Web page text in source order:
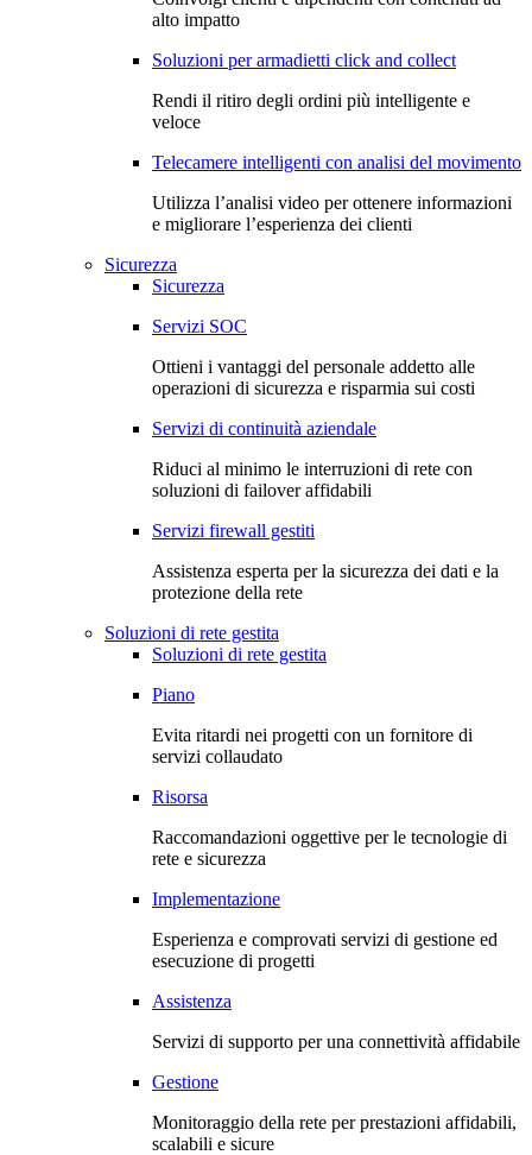
alto impatto
Soluzioni per armadietti click and collect
Rendi il ritiro degli ordini più intelligente e
veloce
Telecamere intelligenti con analisi del movimento
Utilizza l’analisi video per ottenere informazioni
e migliorare l’esperienza dei clienti
Sicurezza
Sicurezza
Servizi SOC
Ottieni i vantaggi del personale addetto alle
operazioni di sicurezza e risparmia sui costi
Servizi di continuità aziendale
Riduci al minimo le interruzioni di rete con
soluzioni di failover affidabili
Servizi firewall gestiti
Assistenza esperta per la sicurezza dei dati e la
protezione della rete
Soluzioni di rete gestita
Soluzioni di rete gestita
Piano
Evita ritardi nei progetti con un fornitore di
servizi collaudato
Risorsa
Raccomandazioni oggettive per le tecnologie di
rete e sicurezza
Implementazione
Esperienza e comprovati servizi di gestione ed
esecuzione di progetti
Assistenza
Servizi di supporto per una connettività affidabile
Gestione
Monitoraggio della rete per prestazioni affidabili,
scalabili e sicure